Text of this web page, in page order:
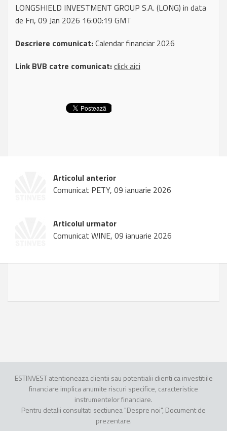
LONGSHIELD INVESTMENT GROUP S.A. (LONG) in data
de Fri, 09 Jan 2026 16:00:19 GMT
Descriere comunicat:Calendar financiar 2026
Link BVB catre comunicat:click aici
Articolul anterior
Comunicat PETY, 09 ianuarie 2026
Articolul urmator
Comunicat WINE, 09 ianuarie 2026
ESTINVEST atentioneaza clientii sau potentialii clienti ca investitiile
financiare implica anumite riscuri specifice, caracteristice
instrumentelor financiare.
Pentru detalii consultati sectiunea "Despre noi", Document de
prezentare.